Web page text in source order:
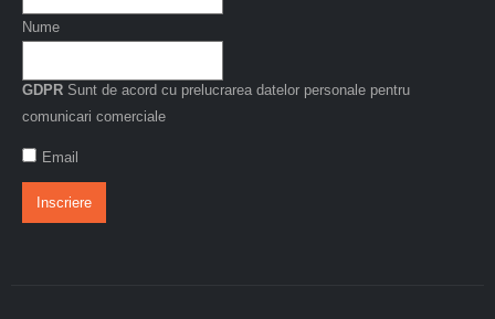
Nume
GDPR Sunt de acord cu prelucrarea datelor personale pentru
comunicari comerciale
Email